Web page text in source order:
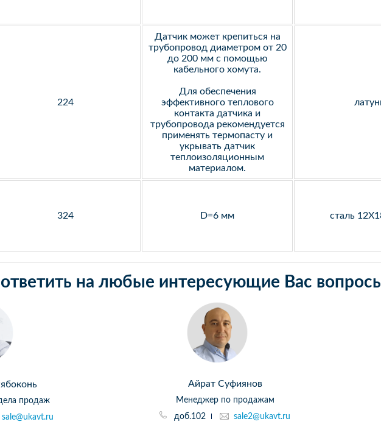
224
Датчик может крепиться на
трубопровод диаметром от 20
до 200 мм с помощью
кабельного хомута.
Для обеспечения
эффективного теплового
контакта датчика и
трубопровода рекомендуется
применять термопасту и
укрывать датчик
теплоизоляционным
материалом.
324 D=6 мм сталь
на любые интересующие Вас
продаж
sale@ukavt.ru
Айрат Суфиянов
Менеджер по продажам
доб.102
sale2@ukavt.ru